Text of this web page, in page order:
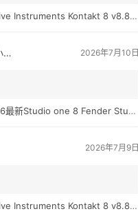
Instruments Kontakt 8 v8.8.0 WIN
乡村小孩👦 2026年7月10日
one 8 Fender Studio Pro 8 v8.0.0 WIN版 带扩展（附带安装教程）
2026年7月9日
Instruments Kontakt 8 v8.8.0 WIN